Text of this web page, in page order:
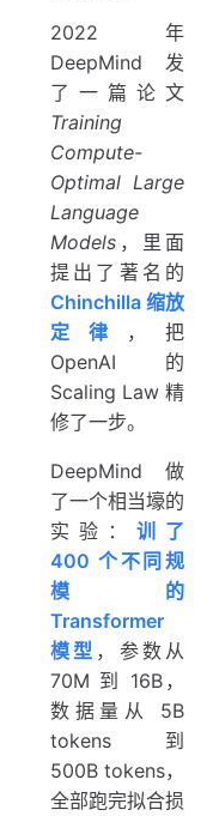
2022 年
DeepMind 发
了一篇论文
Training
Compute-
Optimal Large
Language
Models ，里面
提出了著名的
Chinchilla 缩放
定律 ，把
OpenAI 的
Scaling Law 精
修了一步。
DeepMind 做
了一个相当壕的
实验： 训了
400 个不同规
模的
Transformer
模型 ，参数从
70M 到 16B，
数据量从 5B
tokens 到
500B tokens，
全部跑完拟合损